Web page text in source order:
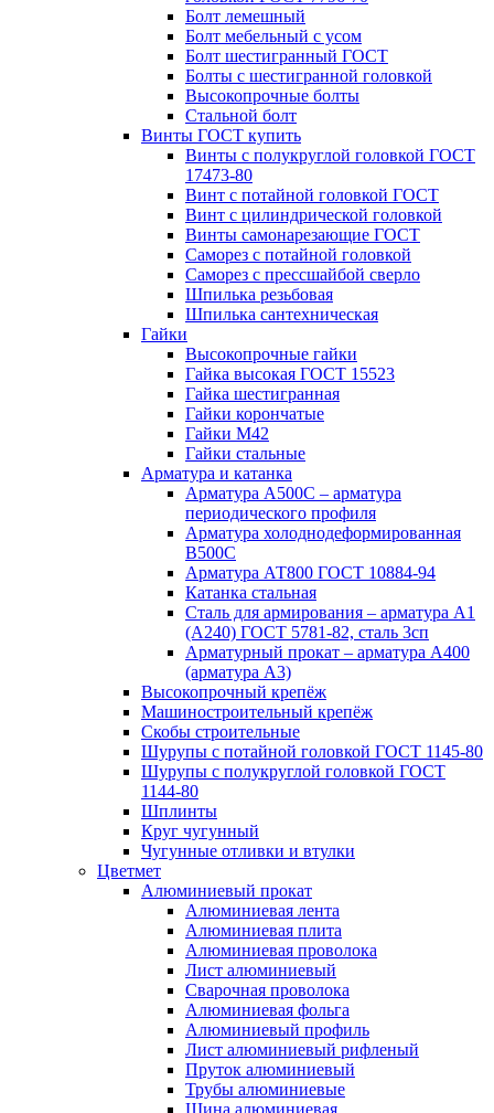
Болт лемешный
Болт мебельный с усом
Болт шестигранный ГОСТ
Болты с шестигранной головкой
Высокопрочные болты
Стальной болт
Винты ГОСТ купить
Винты с полукруглой головкой ГОСТ
17473-80
Винт с потайной головкой ГОСТ
Винт с цилиндрической головкой
Винты самонарезающие ГОСТ
Саморез с потайной головкой
Саморез с прессшайбой сверло
Шпилька резьбовая
Шпилька сантехническая
Гайки
Высокопрочные гайки
Гайка высокая ГОСТ 15523
Гайка шестигранная
Гайки корончатые
Гайки М42
Гайки стальные
Арматура и катанка
Арматура А500С – арматура
периодического профиля
Арматура холоднодеформированная
В500С
Арматура АТ800 ГОСТ 10884-94
Катанка стальная
Сталь для армирования – арматура А1
(А240) ГОСТ 5781-82, сталь 3сп
Арматурный прокат – арматура А400
(арматура А3)
Высокопрочный крепёж
Машиностроительный крепёж
Скобы строительные
Шурупы с потайной головкой ГОСТ 1145-80
Шурупы с полукруглой головкой ГОСТ
1144-80
Шплинты
Круг чугунный
Чугунные отливки и втулки
Цветмет
Алюминиевый прокат
Алюминиевая лента
Алюминиевая плита
Алюминиевая проволока
Лист алюминиевый
Сварочная проволока
Алюминиевая фольга
Алюминиевый профиль
Лист алюминиевый рифленый
Пруток алюминиевый
Трубы алюминиевые
Шина алюминиевая